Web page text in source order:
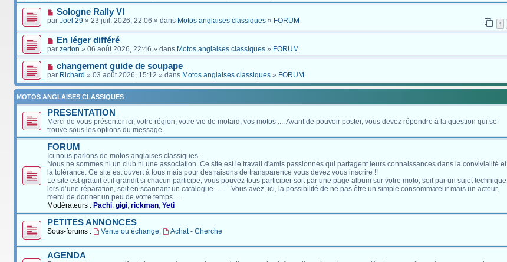
Sologne Rally VI
1
par Joël 29 » 23 juil. 2026, 22:06 » dans Motos anglaises classiques » FORUM
En léger différé
par zerton » 06 août 2026, 22:46 » dans Motos anglaises classiques » FORUM
changement guide de soupape
par Richard » 03 août 2026, 15:12 » dans Motos anglaises classiques » FORUM
MOTOS ANGLAISES CLASSIQUES
PRESENTATION
Merci de vous présenter ici, votre région, votre vie de motard, vos motos .... Avant de pouvoir poster, vous devez répondre à la question qui se
trouve sous les options du message.
FORUM
Ici nous parlons de motos anglaises classiques.
Nous ne sommes ni un club ni une association. Ce site est le travail d'amis passionnés qui partagent leurs connaissances dans la convivialité et
la tolérance. Ce site est ouvert à tous mais pour des raisons de transparence vous devez vous inscrire !!
Le site est gratuit et il grandit si chacun participe, vous pouvez tous participer soit par une page album sur votre moto, soit par un sujet technique
lors d’une réparation, soit en scannant un catalogue …… Vous avez, ici, la possibilité de ne pas être un simple consommateur mais un acteur,
merci de donner un peu de votre temps …
Modérateurs : Pachi, gigi, rickman, Yeti
PETITES ANNONCES
Sous-forums : Vente ou échange, Achat - Cherche
AGENDA